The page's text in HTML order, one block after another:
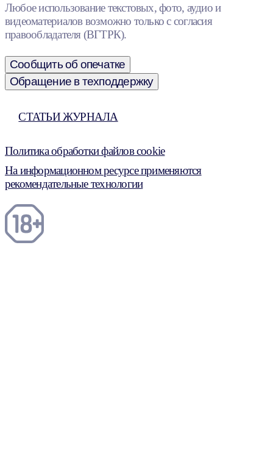
Любое использование текстовых, фото, аудио и
видеоматериалов возможно только с согласия
правообладателя (ВГТРК).
Сообщить об опечатке
Обращение в техподдержку
СТАТЬИ ЖУРНАЛА
Политика обработки файлов cookie
На информационном ресурсе применяются
рекомендательные технологии